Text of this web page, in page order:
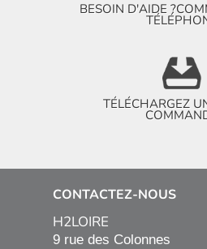
BESOIN D'AIDE ?
TÉLÉCHARGEZ
CONTACTEZ-NOUS
H2LOIRE
9 rue des Colonnes